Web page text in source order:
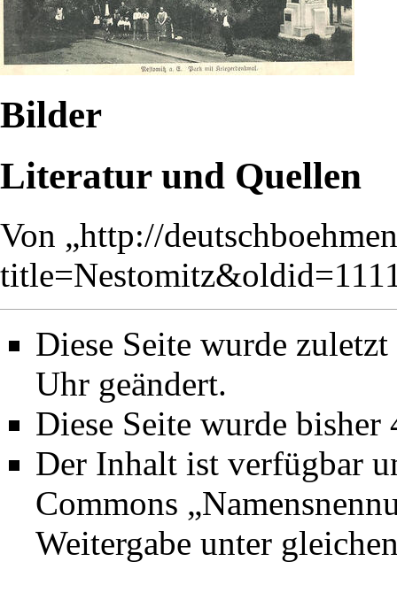
Bilder
Literatur und Quellen
Von „http://
Diese Seite wurde
Uhr geändert.
Diese Seite wurde
Der Inhalt ist verfügbar
Commons
Weitergabe unter